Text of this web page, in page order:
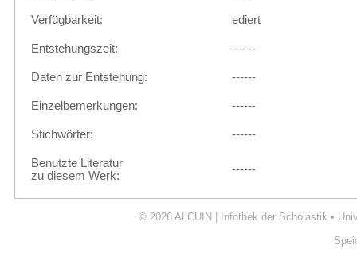
Verfügbarkeit: ediert
Entstehungszeit: ------
Daten zur Entstehung: ------
Einzelbemerkungen: ------
Stichwörter: ------
Benutzte Literatur
zu diesem Werk:
------
© 2026 ALCUIN | Infothek der Scholastik •